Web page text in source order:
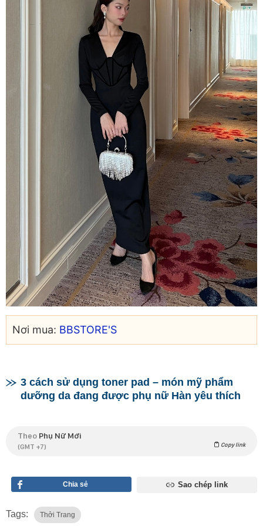
Nơi mua: BBSTORE'S
3 cách sử dụng toner pad – món mỹ phẩm
dưỡng da đang được phụ nữ Hàn yêu thích
Theo Phụ Nữ Mới
(GMT +7) Copy link
Chia sẻ Sao chép link
Tags: Thởi Trang